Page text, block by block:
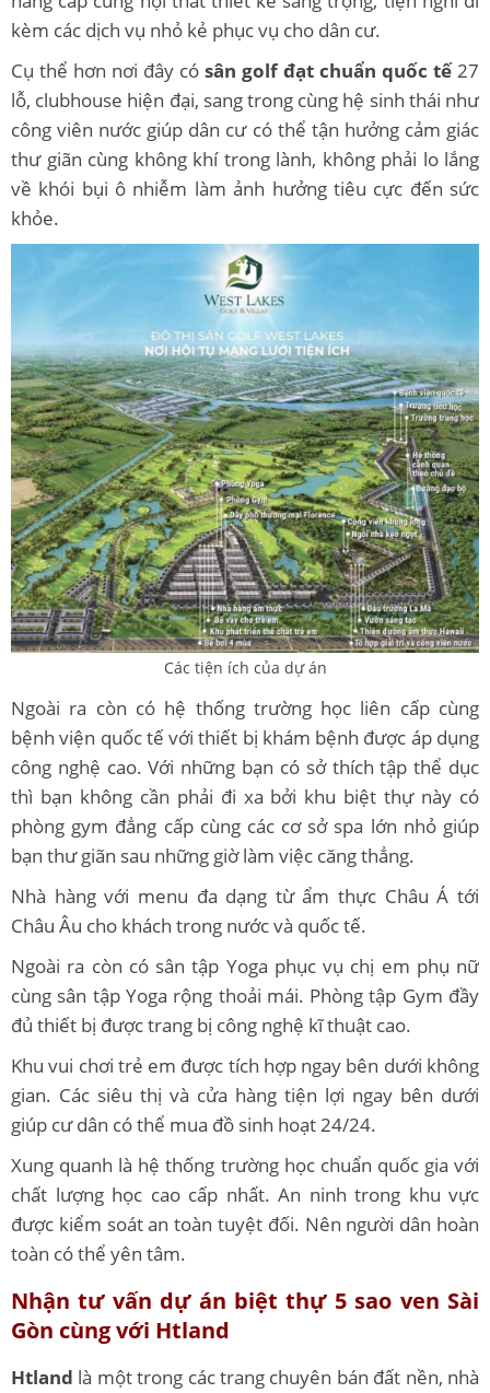
kèm các dịch vụ nhỏ kẻ phục vụ cho dân cư.
Cụ thể hơn nơi đây có sân golf đạt chuẩn quốc tế27
lỗ, clubhouse hiện đại, sang trong cùng hệ sinh thái như
công viên nước giúp dân cư có thể tận hưởng cảm giác
thư giãn cùng không khí trong lành, không phải lo lắng
về khói bụi ô nhiễm làm ảnh hưởng tiêu cực đến sức
khỏe.
Các tiện ích của dự án
Ngoài ra còn có hệ thống trường học liên cấp cùng
bệnh viện quốc tế với thiết bị khám bệnh được áp dụng
công nghệ cao. Với những bạn có sở thích tập thể dục
thì bạn không cần phải đi xa bởi khu biệt thự này có
phòng gym đẳng cấp cùng các cơ sở spa lớn nhỏ giúp
bạn thư giãn sau những giờ làm việc căng thẳng.
Nhà hàng với menu đa dạng từ ẩm thực Châu Á tới
Châu Âu cho khách trong nước và quốc tế.
Ngoài ra còn có sân tập Yoga phục vụ chị em phụ nữ
cùng sân tập Yoga rộng thoải mái. Phòng tập Gym đầy
đủ thiết bị được trang bị công nghệ kĩ thuật cao.
Khu vui chơi trẻ em được tích hợp ngay bên dưới không
gian. Các siêu thị và cửa hàng tiện lợi ngay bên dưới
giúp cư dân có thể mua đồ sinh hoạt 24/24.
Xung quanh là hệ thống trường học chuẩn quốc gia với
chất lượng học cao cấp nhất. An ninh trong khu vực
được kiểm soát an toàn tuyệt đối. Nên người dân hoàn
toàn có thể yên tâm.
Nhận tư vấn dự án biệt thự 5 sao ven Sài
Gòn cùng với Htland
Htland là một trong các trang chuyên bán đất nền, nhà